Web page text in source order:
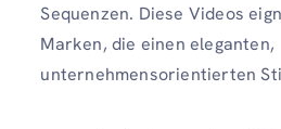
Sequenzen. Diese Videos
Marken, die einen eleganten,
unternehmensorientierten